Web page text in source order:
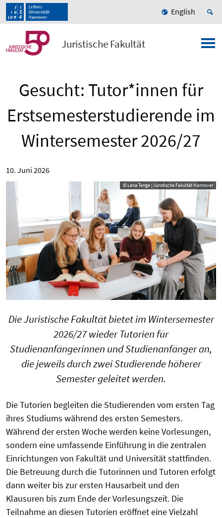
English
Juristische Fakultät
Gesucht: Tutor*innen für
Erstsemesterstudierende im
Wintersemester 2026/27
10. Juni 2026
© Lena Tenge | Juristische Fakultät Hannover
Die Juristische Fakultät bietet im Wintersemester
2026/27 wieder Tutorien für
Studienanfängerinnen und Studienanfänger an,
die jeweils durch zwei Studierende höherer
Semester geleitet werden.
Die Tutorien begleiten die Studierenden vom ersten Tag
ihres Studiums während des ersten Semesters.
Während der ersten Woche werden keine Vorlesungen,
sondern eine umfassende Einführung in die zentralen
Einrichtungen von Fakultät und Universität stattfinden.
Die Betreuung durch die Tutorinnen und Tutoren erfolgt
dann weiter bis zur ersten Hausarbeit und den
Klausuren bis zum Ende der Vorlesungszeit. Die
Teilnahme an diesen Tutorien eröffnet eine Vielzahl